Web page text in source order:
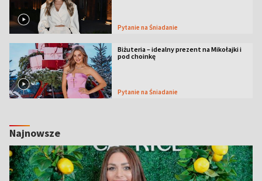
Pytanie na Śniadanie
Biżuteria – idealny prezent na Mikołajki i
pod choinkę
Pytanie na Śniadanie
Najnowsze